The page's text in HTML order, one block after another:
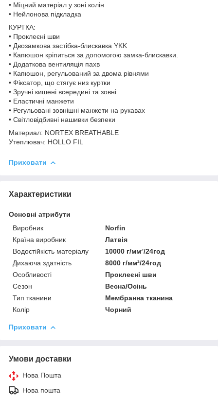
• Міцний матеріал у зоні колін
• Нейлонова підкладка
КУРТКА:
• Проклеєні шви
• Двозамкова застібка-блискавка YKK
• Капюшон кріпиться за допомогою замка-блискавки.
• Додаткова вентиляція пахв
• Капюшон, регульований за двома рівнями
• Фіксатор, що стягує низ куртки
• Зручні кишені всередині та зовні
• Еластичні манжети
• Регульовані зовнішні манжети на рукавах
• Світловідбивні нашивки безпеки
Материал: NORTEX BREATHABLE
Утеплювач: HOLLO FIL
Приховати
Характеристики
Основні атрибути
Виробник
Norfin
Країна виробник
Латвія
Водостійкість матеріалу
10000 г/мм²/24год
Дихаюча здатність
8000 г/мм²/24год
Особливості
Проклеєні шви
Сезон
Весна/Осінь
Тип тканини
Мембранна тканина
Колір
Чорний
Приховати
Умови доставки
Нова Пошта
Нова пошта